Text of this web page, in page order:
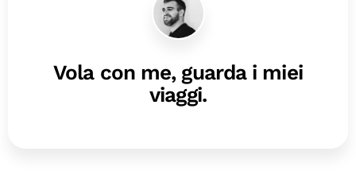
Vola con me, guarda i miei
viaggi.